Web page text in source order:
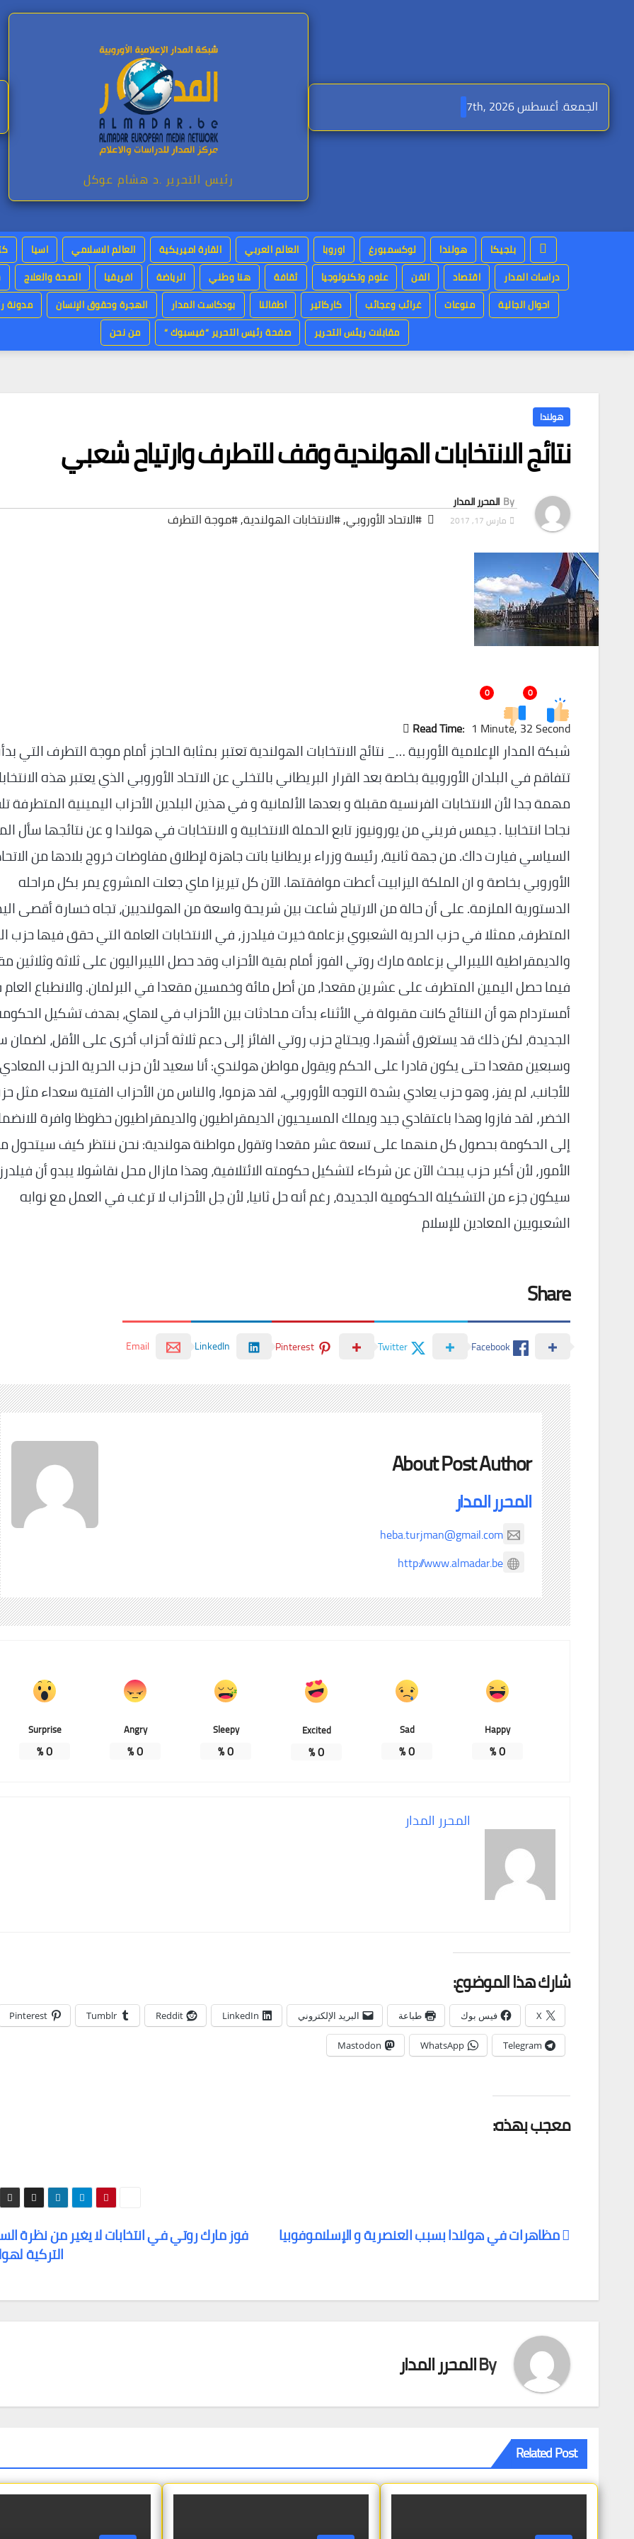
الجمعة. أغسطس 7th, 2026
رئيس التحرير .د هشام عوكل
بلجيكا هولندا لوكسمبورغ اوروبا العالم العربي القارة اميريكية العالم الاسلامي اسيا
دراسات المدار
اقتصاد الفن علوم وتكنولوجيا ثقافة هنا وطني الرياضة افريقيا الصحة والعلاج
احوال الجالية
منوعات غرائب وعجائب كاركاتير اطفالنا بودكاست المدار الهجرة وحقوق الإنسان
مدونة
مقابلات ريئس التحرير
صفحة رئيس التحرير “فيسبوك “ من نحن
هولندا
نتائج الانتخابات الهولندية وقف للتطرف وارتياح شعبي
By المحرر المدار
مارس 17, 2017 #الاتحاد الأوروبي,#الانتخابات الهولندية,#موجة التطرف
0
0
Read Time: 1 Minute, 32 Second
شبكة المدار الإعلامية الأوربية …_ نتائج الانتخابات الهولندية تعتبر بمثابة الحاجز أمام موجة التطرف التي
تتفاقم في البلدان الأوروبية بخاصة بعد القرار البريطاني بالتخلي عن الاتحاد الأوروبي الذي يعتبر هذه
مهمة جدا لأن الانتخابات الفرنسية مقبلة و بعدها الألمانية و في هذين البلدين الأحزاب اليمينية المتطرفة
نجاحا انتخابيا . جيمس فريني من يورونيوز تابع الحملة الانتخابية و الانتخابات في هولندا و عن نتائجها سأل
السياسي فيارت داك. من جهة ثانية، رئيسة وزراء بريطانيا باتت جاهزة لإطلاق مفاوضات خروج بلادها من
الأوروبي بخاصة و ان الملكة اليزابيت أعطت موافقتها. الآن كل تيريزا ماي جعلت المشروع يمر بكل مراحله
الدستورية الملزمة. على أن حالة من الارتياح شاعت بين شريحة واسعة من الهولنديين، تجاه خسارة أقصى
المتطرف، ممثلا في حزب الحرية الشعبوي بزعامة خيرت فيلدرز، في الانتخابات العامة التي حقق فيها حزب
والديمقراطية الليبرالي بزعامة مارك روتي الفوز أمام بقية الأحزاب وقد حصل الليبراليون على ثلاثة وثلاثين
فيما حصل اليمين المتطرف على عشرين مقعدا، من أصل مائة وخمسين مقعدا في البرلمان. والانطباع
أمستردام هو أن النتائج كانت مقبولة في الأثناء بدأت محادثات بين الأحزاب في لاهاي، بهدف تشكيل
الجديدة، لكن ذلك قد يستغرق أشهرا. ويحتاج حزب روتي الفائز إلى دعم ثلاثة أحزاب أخرى على الأقل، لضمان
وسبعين مقعدا حتى يكون قادرا على الحكم ويقول مواطن هولندي: أنا سعيد لأن حزب الحرية الحزب المعادي
للأجانب، لم يفز، وهو حزب يعادي بشدة التوجه الأوروبي، لقد هزموا، والناس من الأحزاب الفتية سعداء مثل
الخضر، لقد فازوا وهذا باعتقادي جيد ويملك المسيحيون الديمقراطيون والديمقراطيون حظوظا وافرة
إلى الحكومة بحصول كل منهما على تسعة عشر مقعدا وتقول مواطنة هولندية: نحن ننتظر كيف سيتحول
الأمور، لأن أكبر حزب يبحث الآن عن شركاء لتشكيل حكومته الائتلافية، وهذا مازال محل نقاشولا يبدو أن فيلدرز
سيكون جزء من التشكيلة الحكومية الجديدة، رغم أنه حل ثانيا، لأن جل الأحزاب لا ترغب في العمل مع نوابه
الشعبويين المعادين للإسلام
Share
Facebook
Twitter
Pinterest
LinkedIn
Email
About Post Author
المحرر المدار
heba.turjman@gmail.com
http://www.almadar.be
Happy
0
%
Sad
0
%
Excited
0
%
Sleepy
0
%
Angry
0
%
Surprise
0
%
المحرر المدار
شارك هذا الموضوع:
X فيس بوك طباعة البريد الإلكتروني LinkedIn
Reddit
Tumblr
Pinterest
Telegram
WhatsApp
Mastodon
معجب بهذه:
المقالات
فوز مارك روتي في انتخابات لا يغير من نظرة
التركية
مظاهرات في هولندا بسبب العنصرية و الإسلاموفوبيا
Byالمحرر المدار
Related Post